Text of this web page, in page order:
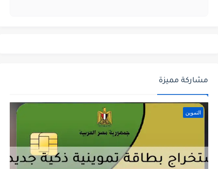
مشاركة مميزة
التموين